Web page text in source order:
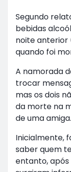
Segundo
bebidas
noite anterior
quando foi
A namorada
trocar
mas os dois
da morte na
de uma amiga.
Inicialmente,
saber quem
entanto, após